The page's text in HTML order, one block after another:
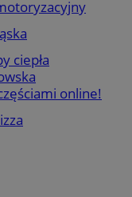
ciepła
online!